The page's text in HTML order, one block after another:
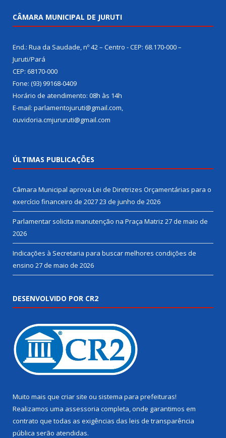
CÂMARA MUNICIPAL DE JURUTI
End.: Rua da Saudade, nº 42 – Centro - CEP: 68.170-000 –
Juruti/Pará
CEP: 68170-000
Fone: (93) 99168-0409
Horário de atendimento: 08h às 14h
E-mail: parlamentojuruti@gmail.com,
ouvidoria.cmjururuti@gmail.com
ÚLTIMAS PUBLICAÇÕES
Câmara Municipal aprova Lei de Diretrizes Orçamentárias para o
exercício financeiro de 202723 de junho de 2026
Parlamentar solicita manutenção na Praça Matriz 27 de maio de
2026
Indicações à Secretaria para buscar melhores condições de
ensino 27 de maio de 2026
DESENVOLVIDO POR CR2
Muito mais que criar site ou sistema para prefeituras!
Realizamos uma assessoria completa, onde garantimos em
contrato que todas as exigências das leis de transparência
pública serão atendidas.